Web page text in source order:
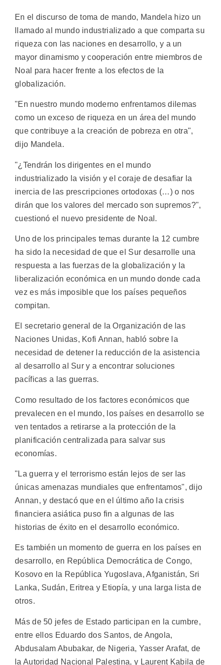
En el discurso de toma de mando, Mandela hizo un
llamado al mundo industrializado a que comparta su
riqueza con las naciones en desarrollo, y a un
mayor dinamismo y cooperación entre miembros de
Noal para hacer frente a los efectos de la
globalización.
"En nuestro mundo moderno enfrentamos dilemas
como un exceso de riqueza en un área del mundo
que contribuye a la creación de pobreza en otra",
dijo Mandela.
"¿Tendrán los dirigentes en el mundo
industrializado la visión y el coraje de desafiar la
inercia de las prescripciones ortodoxas (…) o nos
dirán que los valores del mercado son supremos?",
cuestionó el nuevo presidente de Noal.
Uno de los principales temas durante la 12 cumbre
ha sido la necesidad de que el Sur desarrolle una
respuesta a las fuerzas de la globalización y la
liberalización económica en un mundo donde cada
vez es más imposible que los países pequeños
compitan.
El secretario general de la Organización de las
Naciones Unidas, Kofi Annan, habló sobre la
necesidad de detener la reducción de la asistencia
al desarrollo al Sur y a encontrar soluciones
pacíficas a las guerras.
Como resultado de los factores económicos que
prevalecen en el mundo, los países en desarrollo se
ven tentados a retirarse a la protección de la
planificación centralizada para salvar sus
economías.
"La guerra y el terrorismo están lejos de ser las
únicas amenazas mundiales que enfrentamos", dijo
Annan, y destacó que en el último año la crisis
financiera asiática puso fin a algunas de las
historias de éxito en el desarrollo económico.
Es también un momento de guerra en los países en
desarrollo, en República Democrática de Congo,
Kosovo en la República Yugoslava, Afganistán, Sri
Lanka, Sudán, Eritrea y Etiopía, y una larga lista de
otros.
Más de 50 jefes de Estado participan en la cumbre,
entre ellos Eduardo dos Santos, de Angola,
Abdusalam Abubakar, de Nigeria, Yasser Arafat, de
la Autoridad Nacional Palestina, y Laurent Kabila de